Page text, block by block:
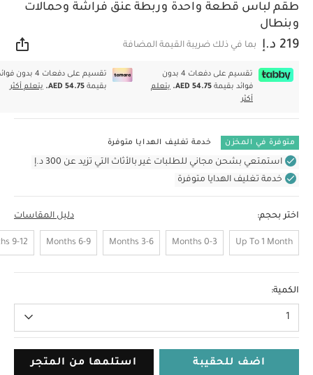
طقم لباس قطعة واحدة وربطة عنق فراشة وحمالات
وبنطال
219 د.إ بما في ذلك ضريبة القيمة المضافة
تقسيم على دفعات 4 بدون
فوائد بقيمة AED 54.75.
يتعلم
أكثر
تقسيم على دفعات 4 بدون
بقيمةAED 54.75. يتعلم أكثر
متوفرة في المخزن خدمة تغليف الهدايا متوفرة
استمتعي بشحن مجاني للطلبات غير بالأثاث التي تزيد عن 300 د.إ
خدمة تغليف الهدايا متوفرة
اختر بحجم: دليل المقاسات
Up To 1 Month
0-3 Months
3-6 Months
6-9 Months
9-12 Months
الكمية:
1
اضف للحقيبة استلمها من المتجر